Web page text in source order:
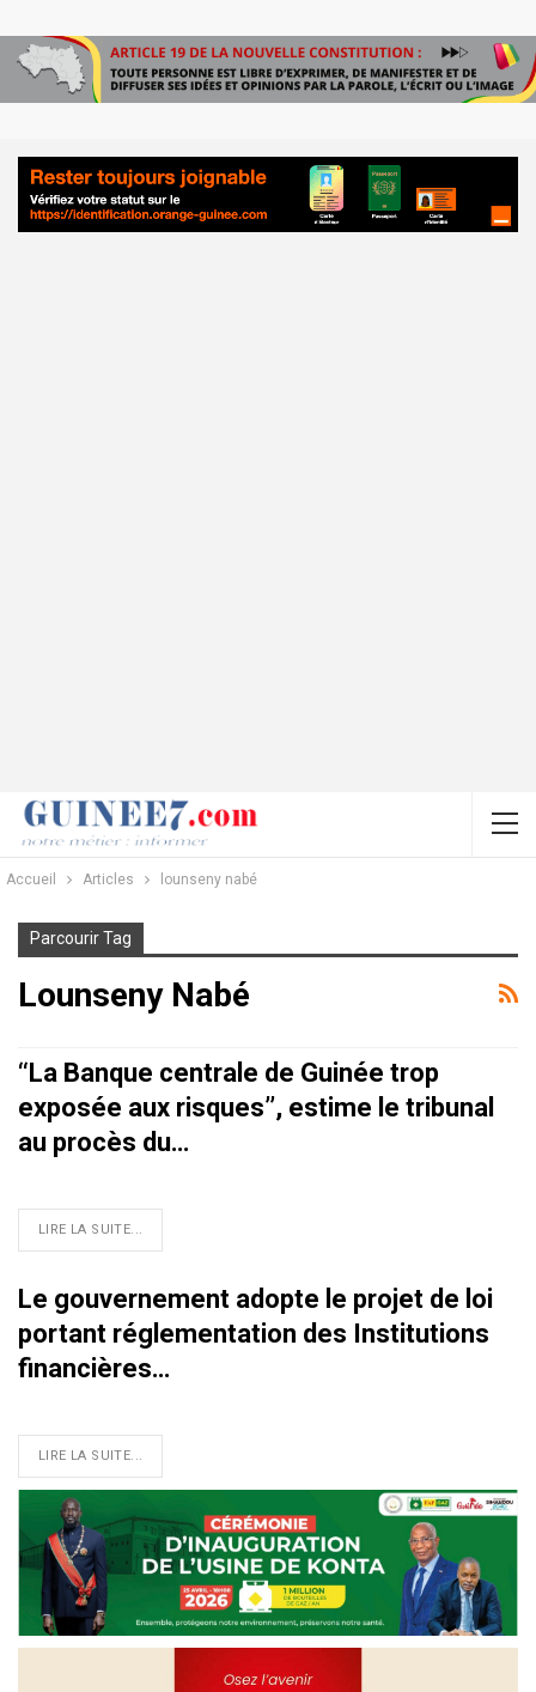
Accueil Articles lounseny nabé
Parcourir Tag
Lounseny Nabé
‘‘La Banque centrale de Guinée trop
exposée aux risques’’, estime le tribunal
au procès du…
LIRE LA SUITE...
Le gouvernement adopte le projet de loi
portant réglementation des Institutions
financières…
LIRE LA SUITE...